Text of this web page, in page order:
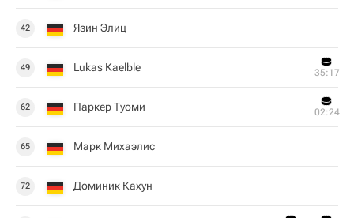
42 Язин Элиц
49 Lukas Kaelble 35:17
62 Паркер Туоми 02:24
65 Марк Михаэлис
72 Доминик Кахун